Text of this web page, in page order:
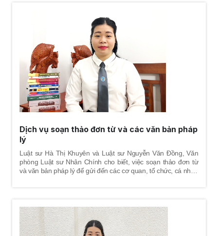
khoản giữa các bên tham gia hợp đồng cần phải quy định rõ
ràng, cụ thể, chặt chẽ nhằm hạn chế tới mức thấp nhất các
rủi ro pháp lý về sau và phát sinh tranh chấp về sau; đặc biệt
tránh hợp đồng bị vô hiệu.
Dịch vụ soạn thảo đơn từ và các văn bản pháp
lý
Luật sư Hà Thị Khuyên và Luật sư Nguyễn Văn Đồng, Văn
phòng Luật sư Nhân Chính cho biết, việc soạn thảo đơn từ
và văn bản pháp lý để gửi đến các cơ quan, tổ chức, cá nhân
giải quyết các phản ánh của người viết đơn.